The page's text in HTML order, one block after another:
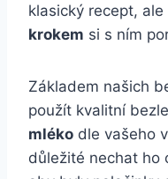
klasický recept,
krokem si s ním
Základem našich
použít kvalitní
mléko dle vašeho
důležité nechat ho